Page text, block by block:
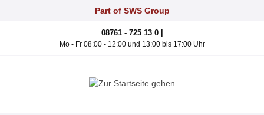
Zum Hauptinhalt springenPart of SWS Group
08761 - 725 13 0 |
Mo - Fr 08:00 - 12:00 und 13:00 bis 17:00 Uhr